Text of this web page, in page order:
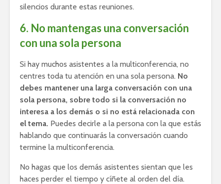
silencios durante estas reuniones.
6. No mantengas una conversación
con una sola persona
Si hay muchos asistentes a la multiconferencia, no
centres toda tu atención en una sola persona. No
debes mantener una larga conversación con una
sola persona, sobre todo si la conversación no
interesa a los demás o si no está relacionada con
el tema. Puedes decirle a la persona con la que estás
hablando que continuarás la conversación cuando
termine la multiconferencia.
No hagas que los demás asistentes sientan que les
haces perder el tiempo y cíñete al orden del día.